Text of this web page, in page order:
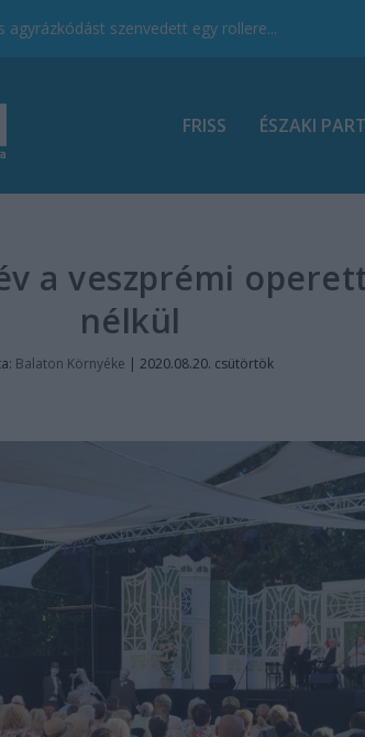
agyrázkódást szenvedett egy rollere...
FRISS ÉSZAKI PART
a veszprémi
nélkül
Balaton Környéke | 2020.08.20. csütörtök